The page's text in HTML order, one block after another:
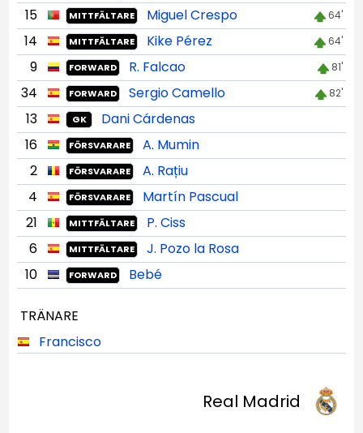
15 MITTFÄLTARE Miguel Crespo 64'
14 MITTFÄLTARE Kike Pérez 64'
9 FORWARD R. Falcao 81'
34 FORWARD Sergio Camello 82'
13 GK
Dani Cárdenas
16
FÖRSVARARE
A. Mumin
2
FÖRSVARARE
A. Rațiu
4
FÖRSVARARE
Martín Pascual
21
MITTFÄLTARE
P. Ciss
6
MITTFÄLTARE
J. Pozo la Rosa
10
FORWARD Bebé
TRÄNARE
Francisco
Real Madrid